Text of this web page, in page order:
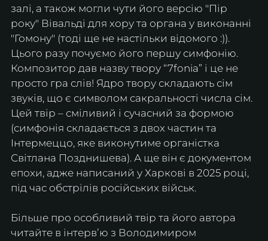
залі, а також могли чути його версію "Пір
року" Вівальді для хору та органа у виконанні
"Гомону" (тоді ще не настільки відомого :)).
Цього разу почуємо його першу симфонію.
Композитор дав назву твору “7fonia” і це не
просто гра слів! Ядро твору складають сім
звуків, що є символом сакральності числа сім.
Цей твір – сміливий і сучасний за формою
(симфонія складається з двох частин та
Інтермеццо, яке виконутиме органістка
Світлана Позднишева). А ще він є документом
епохи, адже написаний у Харкові в 2025 році,
під час обстрілів російських військ.
Більше про особливий твір та його автора
читайте в інтервʼю з Володимиром